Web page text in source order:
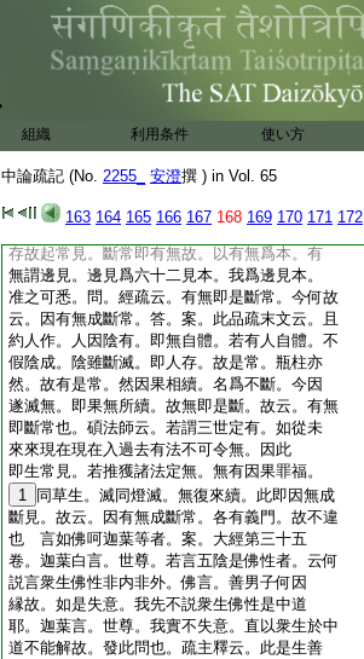
組織 利用条件 使い方
中論疏記 (No. 2255_ 安澄撰 ) in Vol. 65
163 164 165 166 167 168 169 170 171 172
方便品比丘偈中云。入邪見稠林。若有若無
等。依止此諸見。具足六十二。疏主解言。初句
明一見。謂總名外道諸見。爲一邪見。邪見衆
多。譬如密林。故云。稠林也。次句明二見。智
度論云。愛多者。著有故起有見。見多者。著無
見。又云。四見多者。著有。邪見多者。著無。次
二句明六十二見也。大品經以我見。爲六十
二本。又以一異爲本。此經。有無爲本。此三不
違也。由計有我。故生諸見。即我爲本。以有我
故。計我與陰一異。故以一異爲本。我與陰一。
存故起常見。斷常即有無故。以有無爲本。有
無謂邊見。邊見爲六十二見本。我爲邊見本。
准之可悉。問。經疏云。有無即是斷常。今何故
云。因有無成斷常。答。案。此品疏末文云。且
約人作。人因陰有。即無自體。若有人自體。不
假陰成。陰雖斷滅。即人存。故是常。瓶柱亦
然。故有是常。然因果相續。名爲不斷。今因
遂滅無。即果無所續。故無即是斷。故云。有無
即斷常也。碩法師云。若謂三世定有。如從未
來來現在現在入過去有法不可令無。因此
即生常見。若推獲諸法定無。無有因果罪福。
1
同草生。滅同燈滅。無復來續。此即因無成
斷見。故云。因有無成斷常。各有義門。故不違
也 言如佛呵迦葉等者。案。大經第三十五
卷。迦葉白言。世尊。若言五陰是佛性者。云何
説言衆生佛性非内非外。佛言。善男子何因
縁故。如是失意。我先不説衆生佛性是中道
耶。迦葉言。世尊。我實不失意。直以衆生於中
道不能解故。發此問也。疏主釋云。此是生善